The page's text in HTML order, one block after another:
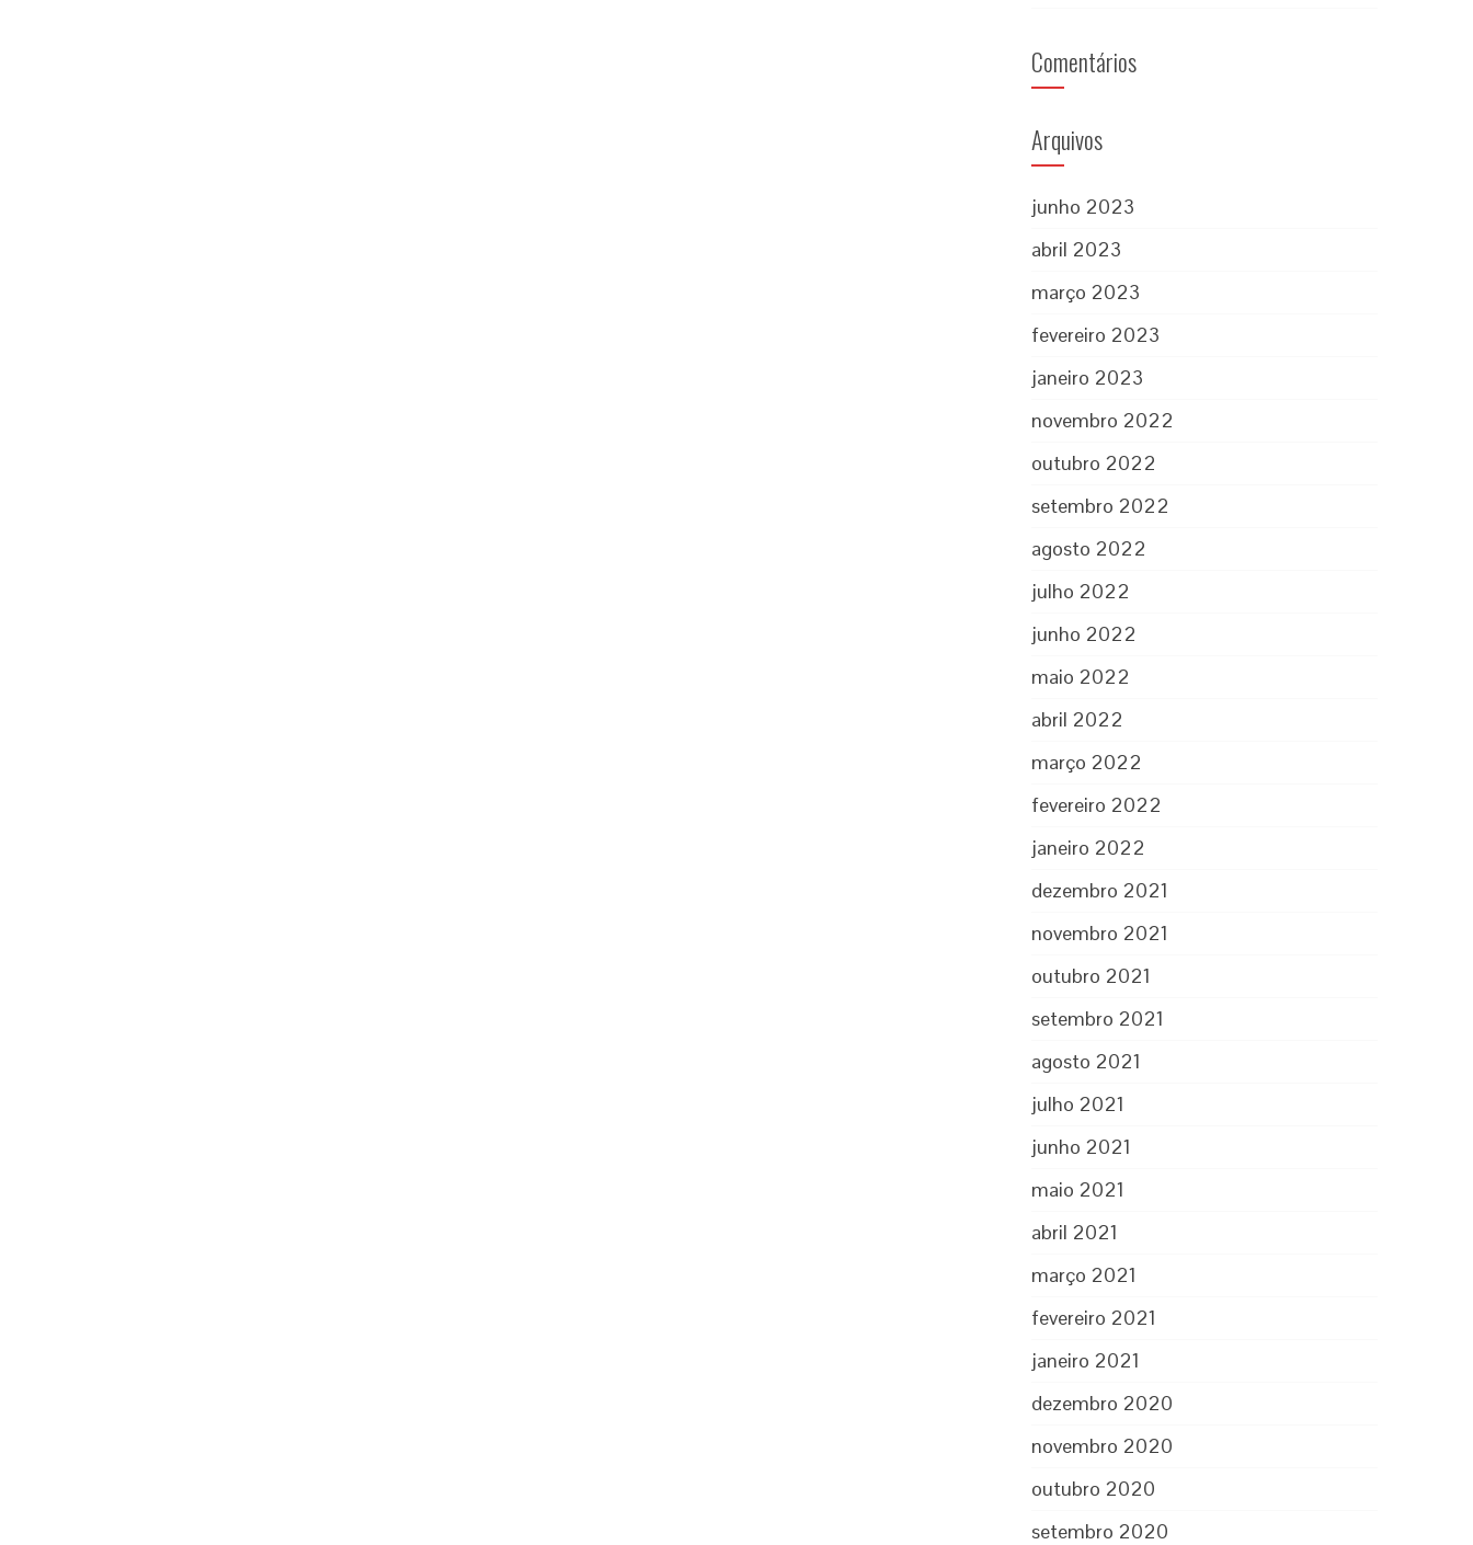
Comentários
Arquivos
junho 2023
abril 2023
março 2023
fevereiro 2023
janeiro 2023
novembro 2022
outubro 2022
setembro 2022
agosto 2022
julho 2022
junho 2022
maio 2022
abril 2022
março 2022
fevereiro 2022
janeiro 2022
dezembro 2021
novembro 2021
outubro 2021
setembro 2021
agosto 2021
julho 2021
junho 2021
maio 2021
abril 2021
março 2021
fevereiro 2021
janeiro 2021
dezembro 2020
novembro 2020
outubro 2020
setembro 2020